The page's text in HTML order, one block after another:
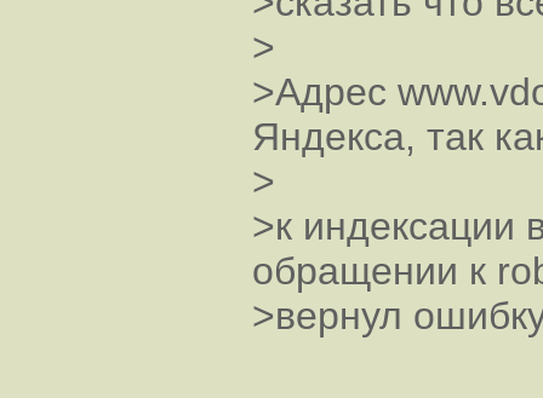
>
>Адрес
Яндекса, так
>
>к индексации
обращении к
>вернул